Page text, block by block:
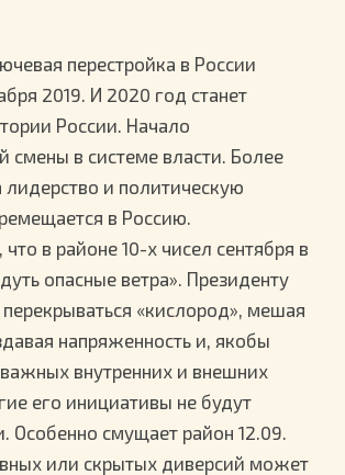
перестройка в России
2019. И 2020 год станет
России. Начало
смены в системе власти. Более
лидерство и политическую
в Россию.
в районе 10-х чисел сентября в
опасные ветра». Президенту
«кислород», мешая
напряженность и, якобы
внутренних и внешних
его инициативы не будут
Особенно смущает район 12.09.
или скрытых диверсий может